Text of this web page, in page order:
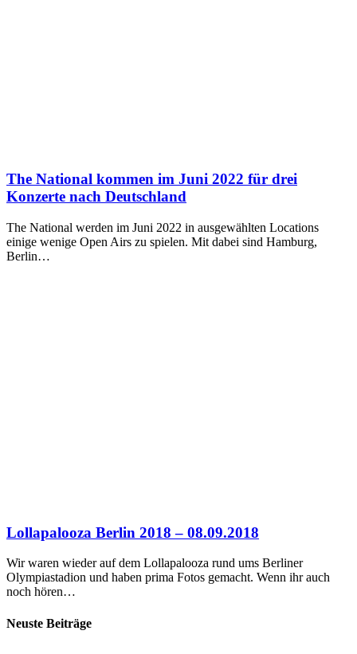
The National kommen im Juni 2022 für drei
Konzerte nach Deutschland
The National werden im Juni 2022 in ausgewählten Locations
einige wenige Open Airs zu spielen. Mit dabei sind Hamburg,
Berlin…
Lollapalooza Berlin 2018 – 08.09.2018
Wir waren wieder auf dem Lollapalooza rund ums Berliner
Olympiastadion und haben prima Fotos gemacht. Wenn ihr auch
noch hören…
Neuste Beiträge